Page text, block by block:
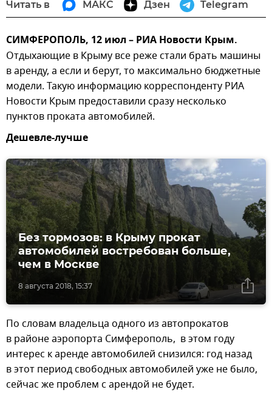
Читать в МАКС Дзен Telegram
СИМФЕРОПОЛЬ, 12 июл – РИА Новости Крым.
Отдыхающие в Крыму все реже стали брать машины
в аренду, а если и берут, то максимально бюджетные
модели. Такую информацию корреспонденту РИА
Новости Крым предоставили сразу несколько
пунктов проката автомобилей.
Дешевле-лучше
8 августа 2018, 15:37
Без тормозов: в Крыму прокат
автомобилей востребован больше,
чем в Москве
По словам владельца одного из автопрокатов
в районе аэропорта Симферополь, в этом году
интерес к аренде автомобилей снизился: год назад
в этот период свободных автомобилей уже не было,
сейчас же проблем с арендой не будет.